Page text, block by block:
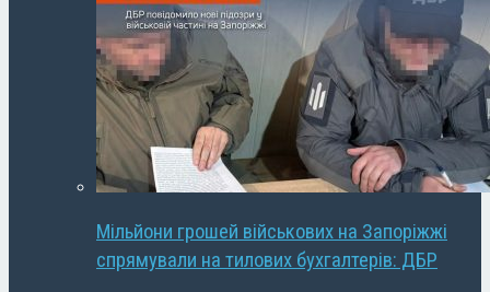
Мільйони грошей військових на Запоріжжі
спрямували на тилових бухгалтерів: ДБР